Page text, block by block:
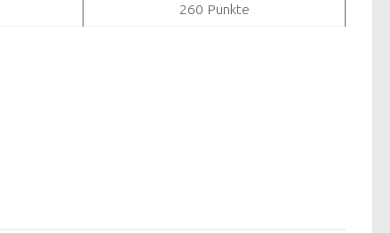
260 Punkte